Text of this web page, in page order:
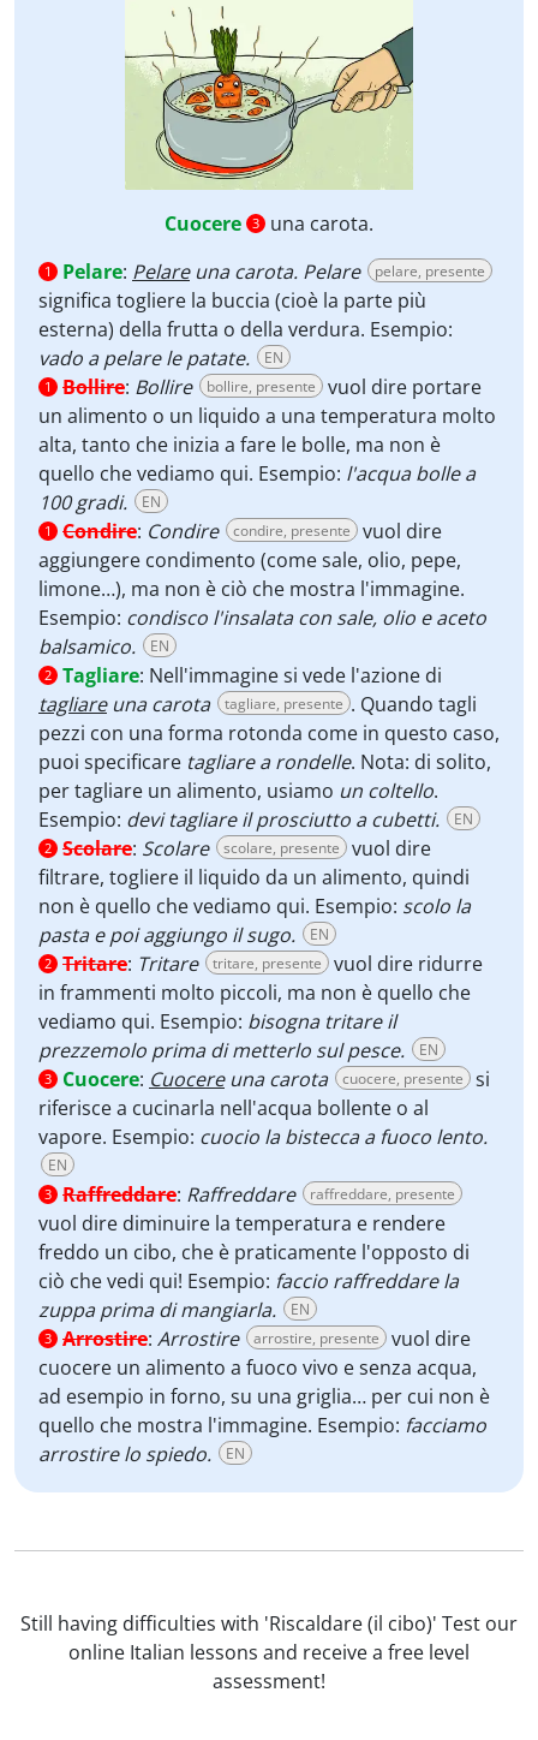
Cuocere 3 una carota.
1 Pelare: Pelareuna carota. Pelare pelare, presente
significa togliere la buccia (cioè la parte più
esterna) della frutta o della verdura. Esempio:
vado a pelare le patate.
EN
1 Bollire: Bollire bollire, presente
vuol dire portare
un alimento o un liquido a una temperatura molto
alta, tanto che inizia a fare le bolle, ma non è
quello che vediamo qui. Esempio: l'acqua bolle a
100 gradi.
EN
1 Condire: Condire condire, presente
vuol dire
aggiungere condimento (come sale, olio, pepe,
limone…), ma non è ciò che mostra l'immagine.
Esempio: condisco l'insalata con sale, olio e aceto
balsamico.
EN
2 Tagliare: Nell'immagine si vede l'azione di
tagliareuna carota tagliare, presente . Quando tagli
pezzi con una forma rotonda come in questo caso,
puoi specificare tagliare a rondelle. Nota: di solito,
per tagliare un alimento, usiamo un coltello.
Esempio: devi tagliare il prosciutto a cubetti. EN
2 Scolare: Scolare scolare, presente
vuol dire
filtrare, togliere il liquido da un alimento, quindi
non è quello che vediamo qui. Esempio: scolo la
pasta e poi aggiungo il sugo.
EN
2 Tritare: Tritare tritare, presente
vuol dire ridurre
in frammenti molto piccoli, ma non è quello che
vediamo qui. Esempio: bisogna tritare il
prezzemolo prima di metterlo sul pesce.
EN
3 Cuocere: Cuocereuna carota cuocere, presente
si
riferisce a cucinarla nell'acqua bollente o al
vapore. Esempio: cuocio la bistecca a fuoco lento.
EN
3 Raffreddare: Raffreddare raffreddare, presente
vuol dire diminuire la temperatura e rendere
freddo un cibo, che è praticamente l'opposto di
ciò che vedi qui! Esempio: faccio raffreddare la
zuppa prima di mangiarla.
EN
3 Arrostire: Arrostire arrostire, presente
vuol dire
cuocere un alimento a fuoco vivo e senza acqua,
ad esempio in forno, su una griglia… per cui non è
quello che mostra l'immagine. Esempio: facciamo
arrostire lo spiedo.
EN
Still having difficulties with 'Riscaldare (il cibo)' Test our
online Italian lessons and receive a free level
assessment!